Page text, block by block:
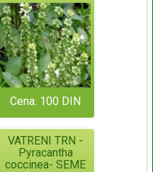
Cena: 100 DIN
VATRENI TRN -
Pyracantha
coccinea- SEME